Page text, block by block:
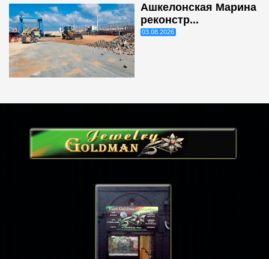
Ашкелонская Марина
реконстр...
03.08.2026